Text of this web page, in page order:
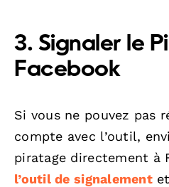
3. Signaler le
Facebook
Si vous ne pouvez pas
compte avec l’outil,
piratage directement à
l’outil de signalementet